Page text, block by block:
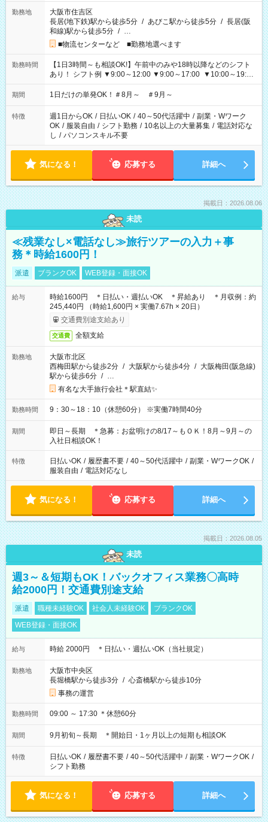
勤務地
大阪市住吉区
長居(地下鉄)駅から徒歩5分 / あびこ駅から徒歩5分 / 長居(阪
和線)駅から徒歩5分 / …
■物流センターなど ■勤務地選べます
勤務時間
【1日3時間～も相談OK!】午前中のみや18時以降などのシフト
あり！ シフト例 ▼9:00～12:00 ▼9:00～17:00 ▼10:00～19:00
▼18:00～21:00
期間 1日だけの単発OK！＃8月～ ＃9月～
特徴 週1日からOK / 日払いOK / 40～50代活躍中 / 副業・Wワーク
OK / 服装自由 / シフト勤務 / 10名以上の大量募集 / 電話対応な
し / パソコンスキル不要
気になる！ 応募する 詳細へ
掲載日：2026.08.06
未読
≪残業なし×電話なし≫旅行ツアーの入力＋事
務＊時給1600円！
派遣 ブランクOK WEB登録・面接OK
給与
時給1600円 ＊日払い・週払いOK ＊昇給あり ＊月収例：約
245,440円 （時給1,600円 × 実働7.67h × 20日）
交通費別途支給あり
交通費 全額支給
勤務地
大阪市北区
西梅田駅から徒歩2分 / 大阪駅から徒歩4分 / 大阪梅田(阪急線)
駅から徒歩6分 / …
有名な大手旅行会社＊駅直結✨
勤務時間 9：30～18：10（休憩60分） ※実働7時間40分
期間
即日～長期 ＊急募：お盆明けの8/17～もＯＫ！8月～9月～の
入社日相談OK！
特徴 日払いOK / 履歴書不要 / 40～50代活躍中 / 副業・WワークOK /
服装自由 / 電話対応なし
気になる！ 応募する 詳細へ
掲載日：2026.08.05
未読
週3～＆短期もOK！バックオフィス業務〇高時
給2000円！交通費別途支給
派遣 職種未経験OK 社会人未経験OK
ブランクOK
WEB登録・面接OK
給与 時給 2000円 ＊日払い・週払いOK（当社規定）
勤務地
大阪市中央区
長堀橋駅から徒歩3分 / 心斎橋駅から徒歩10分
事務の運営
勤務時間 09:00 ～ 17:30 ＊休憩60分
期間 9月初旬～長期 ＊開始日・1ヶ月以上の短期も相談OK
特徴 日払いOK / 履歴書不要 / 40～50代活躍中 / 副業・WワークOK /
シフト勤務
気になる！ 応募する 詳細へ